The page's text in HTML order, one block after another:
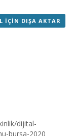
IÇIN DIŞA AKTAR
dijital-
bursa-2020